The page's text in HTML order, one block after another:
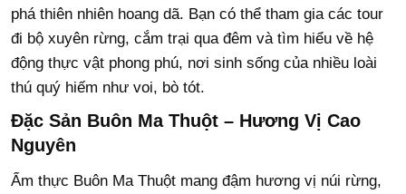
phá thiên nhiên hoang dã. Bạn có thể tham gia các tour
đi bộ xuyên rừng, cắm trại qua đêm và tìm hiểu về hệ
động thực vật phong phú, nơi sinh sống của nhiều loài
thú quý hiếm như voi, bò tót.
Đặc Sản Buôn Ma Thuột – Hương Vị Cao
Nguyên
Ẩm thực Buôn Ma Thuột mang đậm hương vị núi rừng,